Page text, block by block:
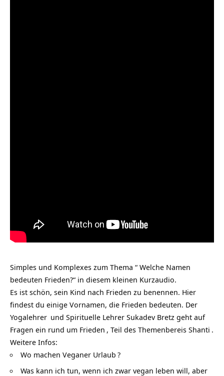
Simples und Komplexes zum Thema “ Welche Namen
bedeuten Frieden?“ in diesem kleinen Kurzaudio.
Es ist schön, sein Kind nach Frieden zu benennen. Hier
findest du einige Vornamen, die Frieden bedeuten. Der
Yogalehrer und Spirituelle Lehrer Sukadev Bretz geht auf
Fragen ein rund um Frieden , Teil des Themenbereis Shanti .
Weitere Infos:
Wo machen Veganer Urlaub ?
Was kann ich tun, wenn ich zwar vegan leben will, aber